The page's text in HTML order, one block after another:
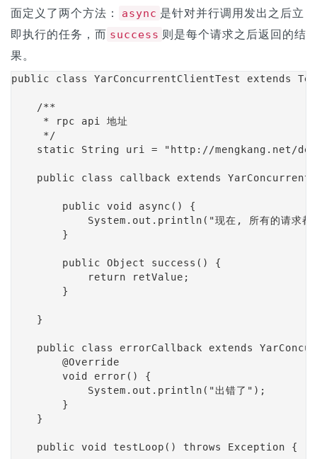
面定义了两个方法：
async 是针对并行调用发出之后立
即执行的任务，而 success 则是每个请求之后返回的结
果。
public class YarConcurrentClientTest extends
/**
* rpc api 地址
*/
static String uri = "http://mengkang.net/
public class callback extends
public void async() {
System.out.println("现在, 所有的请求都发出
}
public Object success() {
return retValue;
}
}
public class errorCallback extends
@Override
void error() {
System.out.println("出错了");
}
}
public void testLoop() throws Exception {